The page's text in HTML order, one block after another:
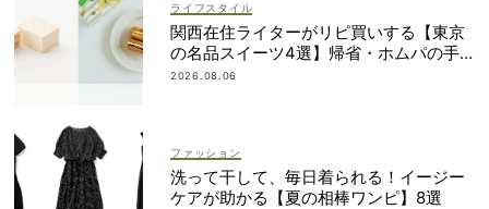
ライフスタイル
関西在住ライターがリピ買いする【東京
の名品スイーツ4選】帰省・ホムパの手
土産に
2026.08.06
ファッション
洗って干して、毎日着られる！イージー
ケアが助かる【夏の相棒ワンピ】8選